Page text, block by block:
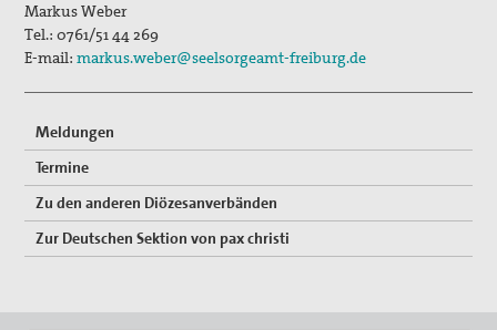
Unser Standpunkt: Kirche als Friedensbewegung
Gottes auf Erden
Unsere Mitgliederzeitschrift pax info
Unsere Pressemitteilungen und Stellungnahmen
Unser Kongress 2015: Gerechten Frieden weiter denken
Das Thema "Frieden" bei der ACK Baden-Württemberg
Markus Weber
Tel.:0761/51 44 269
E-mail:markus.weber@seelsorgeamt-freiburg.de
Meldungen
Termine
Zu den anderen Diözesanverbänden
Zur Deutschen Sektion von pax christi